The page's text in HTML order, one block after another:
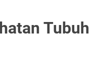
Tubuh